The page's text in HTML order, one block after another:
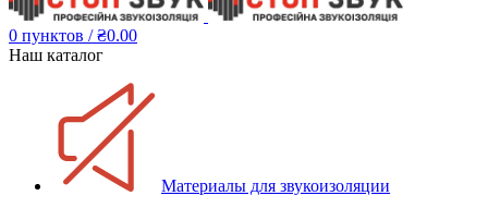
0 пунктов / ₴0.00
Наш каталог
Материалы для звукоизоляции